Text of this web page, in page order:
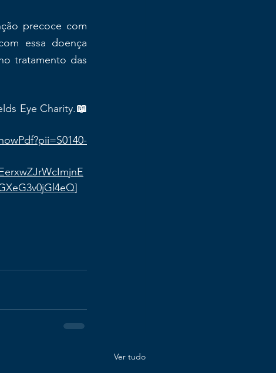
precoce com
essa doença
tratamento das
Eye Charity.📖
]
Ver tudo